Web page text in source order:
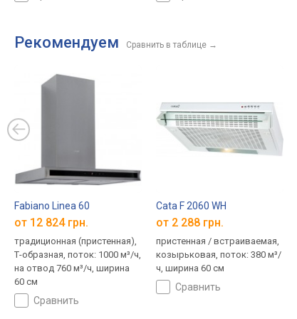
Рекомендуем Сравнить в таблице →
Fabiano Linea 60
от 12 824 грн.
традиционная (пристенная),
Т-образная, поток: 1000 м³/ч,
на отвод 760 м³/ч, ширина
60 см
сравнить
Cata F 2060 WH
от 2 288 грн.
пристенная / встраиваемая,
козырьковая, поток: 380 м³/
ч, ширина 60 см
сравнить